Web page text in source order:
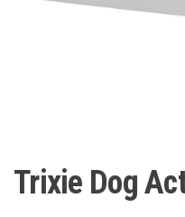
Trixie Dog